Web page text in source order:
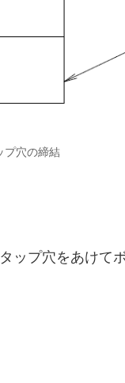
プ穴の締結
ップ穴をあけて